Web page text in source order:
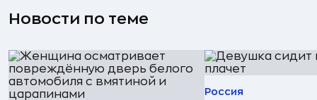
Новости по теме
Россия